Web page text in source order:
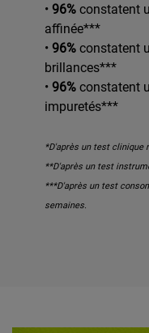
• 96% constatent
affinée***
• 96% constatent
brillances***
• 96% constatent
impuretés***
*D'après un test clinique
**D'après un test
***D'après un test
semaines.